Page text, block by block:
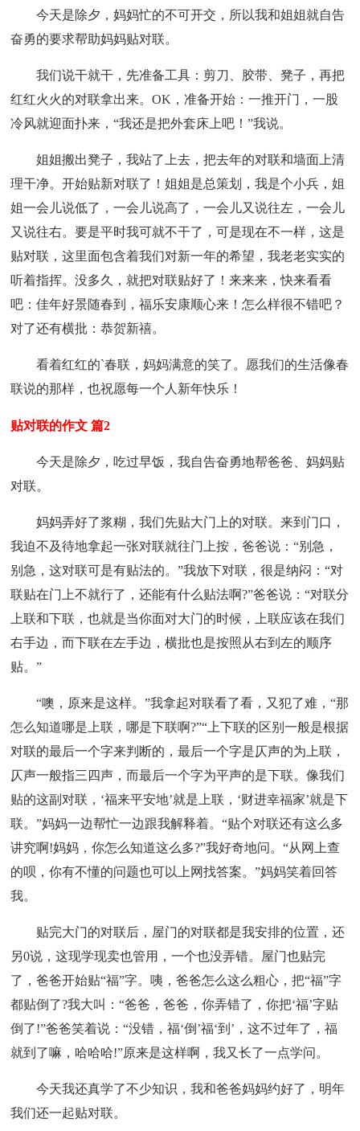
今天是除夕，妈妈忙的不可开交，所以我和姐姐就自告
奋勇的要求帮助妈妈贴对联。
我们说干就干，先准备工具：剪刀、胶带、凳子，再把
红红火火的对联拿出来。OK，准备开始：一推开门，一股
冷风就迎面扑来，“我还是把外套床上吧！”我说。
姐姐搬出凳子，我站了上去，把去年的对联和墙面上清
理干净。开始贴新对联了！姐姐是总策划，我是个小兵，姐
姐一会儿说低了，一会儿说高了，一会儿又说往左，一会儿
又说往右。要是平时我可就不干了，可是现在不一样，这是
贴对联，这里面包含着我们对新一年的希望，我老老实实的
听着指挥。没多久，就把对联贴好了！来来来，快来看看
吧：佳年好景随春到，福乐安康顺心来！怎么样很不错吧？
对了还有横批：恭贺新禧。
看着红红的`春联，妈妈满意的笑了。愿我们的生活像春
联说的那样，也祝愿每一个人新年快乐！
贴对联的作文 篇2
今天是除夕，吃过早饭，我自告奋勇地帮爸爸、妈妈贴
对联。
妈妈弄好了浆糊，我们先贴大门上的对联。来到门口，
我迫不及待地拿起一张对联就往门上按，爸爸说：“别急，
别急，这对联可是有贴法的。”我放下对联，很是纳闷：“对
联贴在门上不就行了，还能有什么贴法啊?”爸爸说：“对联分
上联和下联，也就是当你面对大门的时候，上联应该在我们
右手边，而下联在左手边，横批也是按照从右到左的顺序
贴。”
“噢，原来是这样。”我拿起对联看了看，又犯了难，“那
怎么知道哪是上联，哪是下联啊?”“上下联的区别一般是根据
对联的最后一个字来判断的，最后一个字是仄声的为上联，
仄声一般指三四声，而最后一个字为平声的是下联。像我们
贴的这副对联，‘福来平安地’就是上联，‘财进幸福家’就是下
联。”妈妈一边帮忙一边跟我解释着。“贴个对联还有这么多
讲究啊!妈妈，你怎么知道这么多?”我好奇地问。“从网上查
的呗，你有不懂的问题也可以上网找答案。”妈妈笑着回答
我。
贴完大门的对联后，屋门的对联都是我安排的位置，还
另0说，这现学现卖也管用，一个也没弄错。屋门也贴完
了，爸爸开始贴“福”字。咦，爸爸怎么这么粗心，把“福”字
都贴倒了?我大叫：“爸爸，爸爸，你弄错了，你把‘福’字贴
倒了!”爸爸笑着说：“没错，福‘倒’福‘到’，这不过年了，福
就到了嘛，哈哈哈!”原来是这样啊，我又长了一点学问。
今天我还真学了不少知识，我和爸爸妈妈约好了，明年
我们还一起贴对联。